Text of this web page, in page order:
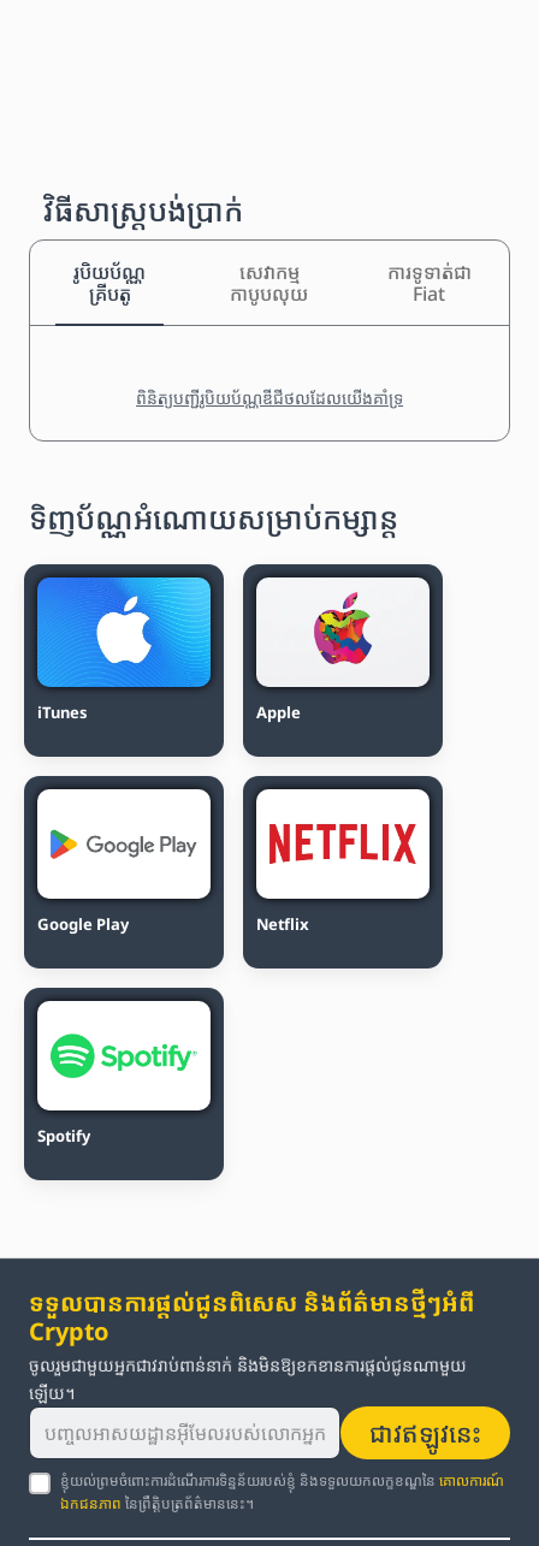
វិធីសាស្រ្តបង់ប្រាក់
រូបិយប័ណ្ណ
គ្រីបតូ
សេវាកម្ម
កាបូបលុយ
ការទូទាត់ជា
Fiat
ពិនិត្យបញ្ជីរូបិយប័ណ្ណឌីជីថលដែលយើងគាំទ្រ
ទិញប័ណ្ណអំណោយសម្រាប់កម្សាន្ត
iTunes Apple
Google Play Netflix
Spotify
ទទួលបានការផ្តល់ជូនពិសេស និងព័ត៌មានថ្មីៗអំពី
Crypto
ចូលរួមជាមួយអ្នកជាវរាប់ពាន់នាក់ និងមិនឱ្យខកខានការផ្តល់ជូនណាមួយ
ឡើយ។
ជាវឥឡូវនេះ
ខ្ញុំយល់ព្រមចំពោះការដំណើរការទិន្នន័យរបស់ខ្ញុំ និងទទួលយកលក្ខខណ្ឌនៃគោលការណ៍
ឯកជនភាព នៃព្រឹត្តិបត្រព័ត៌មាននេះ។